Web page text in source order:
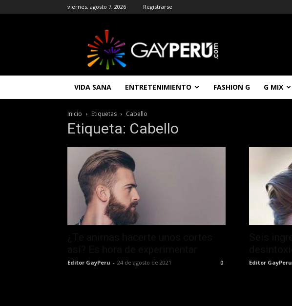
viernes, agosto 7, 2026 Registrarse
|
Entretenimiento
Noticias
Gay
Gratis
VIDA SANA ENTRETENIMIENTO FASHION G G MIX
Inicio Etiquetas Cabello
Etiqueta: Cabello
Editor GayPeru - 24 de agosto de 2021 0 Editor GayPeru